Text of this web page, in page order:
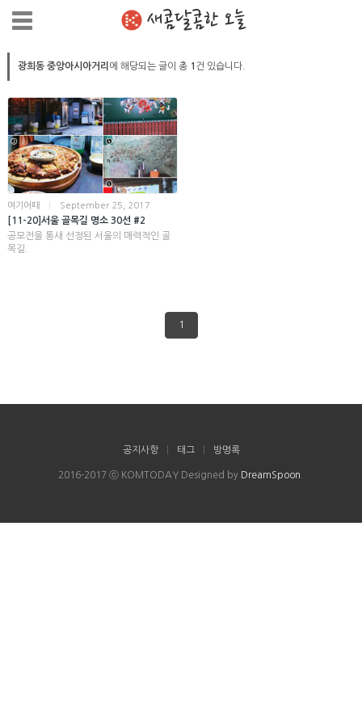
새콤달콤한 오늘
광희동 중앙아시아거리 에 해당되는 글이 총 1 건 있습니다.
여기어때 September 25, 2017
[11-20]서울 골목길 명소 30선 #2
공모전을 통새 선정된 서울의 매력적인 골
목길.
1
공지사항 태그 방명록
2016-2017 ⓒ KOMTODAY Designed by DreamSpoon